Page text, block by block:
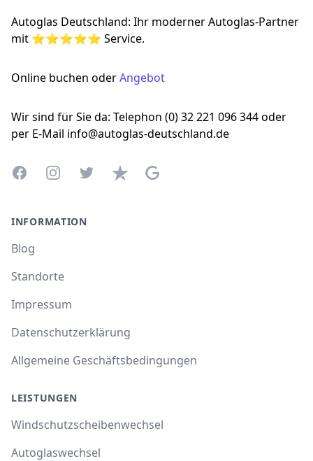
Autoglas Deutschland: Ihr moderner Autoglas-Partner
mit ⭐⭐⭐⭐⭐ Service.
Online buchen oderAngebot
Wir sind für Sie da: Telephon (0) 32 221 096 344 oder
per E-Mail info@autoglas-deutschland.de
FacebookInstagramTwitterTrustpilotGoogle Business Profile
INFORMATION
Blog
Standorte
Impressum
Datenschutzerklärung
Allgemeine Geschäftsbedingungen
LEISTUNGEN
Windschutzscheibenwechsel
Autoglaswechsel